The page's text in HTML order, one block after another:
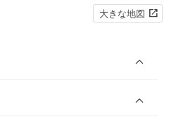
大きな地図